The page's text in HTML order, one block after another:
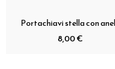
Portachiavi stella con
8,00 €